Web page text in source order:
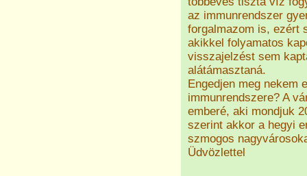
az immunrendszer
forgalmazom is, ezért
akikkel folyamatos
visszajelzést sem
alátámasztaná.
Engedjen meg nekem
immunrendszere? A
emberé, aki mondjuk
szerint akkor a hegyi
szmogos
Üdvözlettel